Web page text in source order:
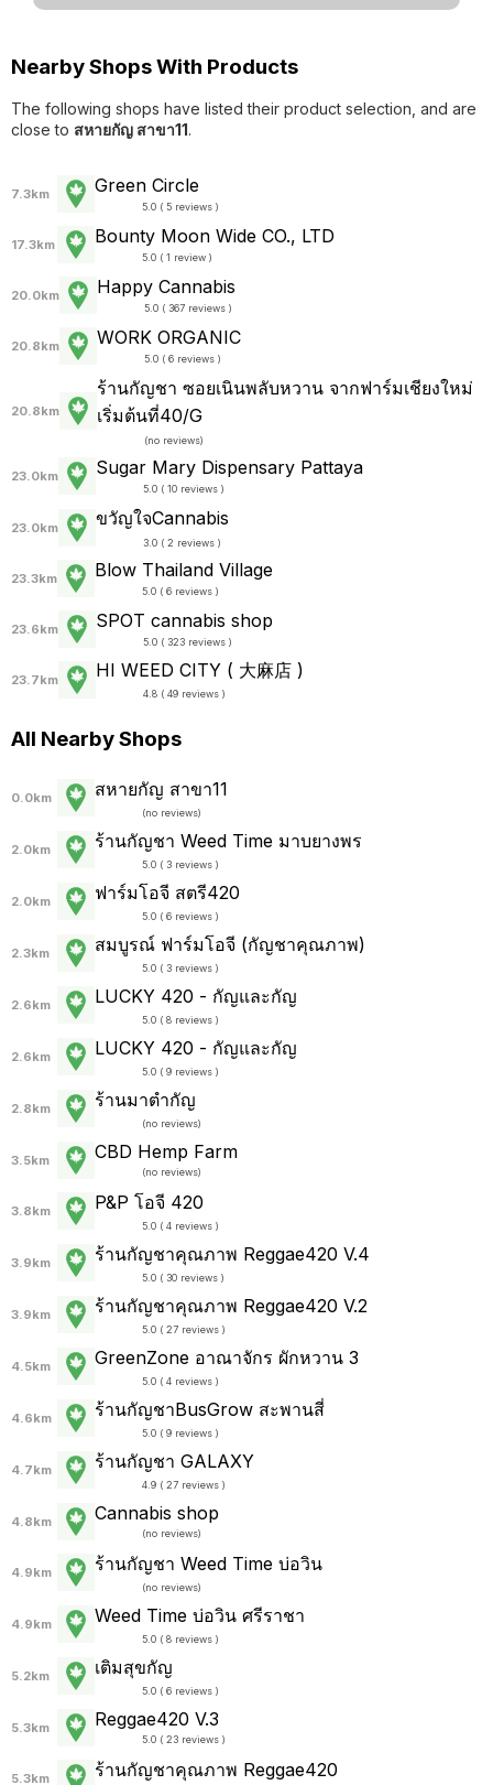
Nearby Shops With Products
The following shops have listed their product selection, and are
close to สหายกัญ สาขา11.
7.3km Green Circle
5.0 ( 5 reviews )
17.3km Bounty Moon Wide CO., LTD
5.0 ( 1 review )
20.0km Happy Cannabis
5.0 ( 367 reviews )
20.8km WORK ORGANIC
5.0 ( 6 reviews )
20.8km
ร้านกัญชา ซอยเนินพลับหวาน จากฟาร์มเชียงใหม่
เริ่มต้นที่40/G
(no reviews)
23.0km Sugar Mary Dispensary Pattaya
5.0 ( 10 reviews )
23.0km ขวัญใจCannabis
3.0 ( 2 reviews )
23.3km Blow Thailand Village
5.0 ( 6 reviews )
23.6km SPOT cannabis shop
5.0 ( 323 reviews )
23.7km HI WEED CITY ( 大麻店 )
4.8 ( 49 reviews )
All Nearby Shops
0.0km สหายกัญ สาขา11
(no reviews)
2.0km ร้านกัญชา Weed Time มาบยางพร
5.0 ( 3 reviews )
2.0km ฟาร์มโอจี สตรี420
5.0 ( 6 reviews )
2.3km สมบูรณ์ ฟาร์มโอจี (กัญชาคุณภาพ)
5.0 ( 3 reviews )
2.6km LUCKY 420 - กัญและกัญ
5.0 ( 8 reviews )
2.6km LUCKY 420 - กัญและกัญ
5.0 ( 9 reviews )
2.8km ร้านมาตำกัญ
(no reviews)
3.5km CBD Hemp Farm
(no reviews)
3.8km P&P โอจี 420
5.0 ( 4 reviews )
3.9km ร้านกัญชาคุณภาพ Reggae420 V.4
5.0 ( 30 reviews )
3.9km ร้านกัญชาคุณภาพ Reggae420 V.2
5.0 ( 27 reviews )
4.5km GreenZone อาณาจักร ผักหวาน 3
5.0 ( 4 reviews )
4.6km ร้านกัญชาBusGrow สะพานสี่
5.0 ( 9 reviews )
4.7km ร้าน​กัญ​ชา​ GALAXY
4.9 ( 27 reviews )
4.8km Cannabis shop
(no reviews)
4.9km ร้านกัญชา Weed Time บ่อวิน
(no reviews)
4.9km Weed Time บ่อวิน ศรีราชา
5.0 ( 8 reviews )
5.2km เติมสุขกัญ
5.0 ( 6 reviews )
5.3km Reggae420 V.3
5.0 ( 23 reviews )
5.3km ร้านกัญชาคุณภาพ Reggae420